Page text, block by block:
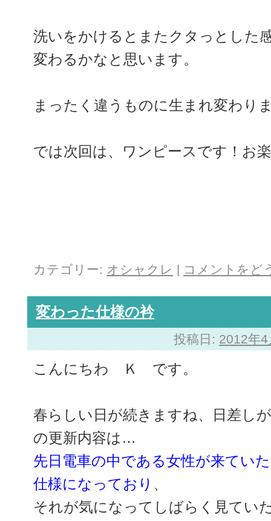
洗いをかけるとまたクタっとした
変わるかなと思います。
まったく違うものに生まれ変わり
では次回は、ワンピースです！お
カテゴリー: オシャクレ | コメントをど
変わった仕様の衿
投稿日: 2012年4
こんにちわ Ｋ です。
春らしい日が続きますね、日差し
の更新内容は…
先日電車の中である女性が来てい
仕様になっており 、
それが気になってしばらく見てい